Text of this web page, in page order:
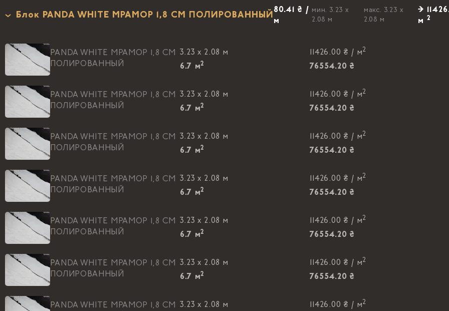
Блок PANDA WHITE МРАМОР 1,8 CM ПОЛИРОВАННЫЙ
80.41 ₴ /
м
мин. 3.23 x
2.08 м
макс. 3.23 x
2.08 м
→
м 2
PANDA WHITE МРАМОР 1,8 CM
ПОЛИРОВАННЫЙ
3.23 x 2.08 м
6.7 м2
11426.00 ₴ / м2
76554.20 ₴
PANDA WHITE МРАМОР 1,8 CM
ПОЛИРОВАННЫЙ
3.23 x 2.08 м
6.7 м2
11426.00 ₴ / м2
76554.20 ₴
PANDA WHITE МРАМОР 1,8 CM
ПОЛИРОВАННЫЙ
3.23 x 2.08 м
6.7 м2
11426.00 ₴ / м2
76554.20 ₴
PANDA WHITE МРАМОР 1,8 CM
ПОЛИРОВАННЫЙ
3.23 x 2.08 м
6.7 м2
11426.00 ₴ / м2
76554.20 ₴
PANDA WHITE МРАМОР 1,8 CM
ПОЛИРОВАННЫЙ
3.23 x 2.08 м
6.7 м2
11426.00 ₴ / м2
76554.20 ₴
PANDA WHITE МРАМОР 1,8 CM
ПОЛИРОВАННЫЙ
3.23 x 2.08 м
6.7 м2
11426.00 ₴ / м2
76554.20 ₴
PANDA WHITE МРАМОР 1,8 CM
3.23 x 2.08 м
11426.00 ₴ / м2